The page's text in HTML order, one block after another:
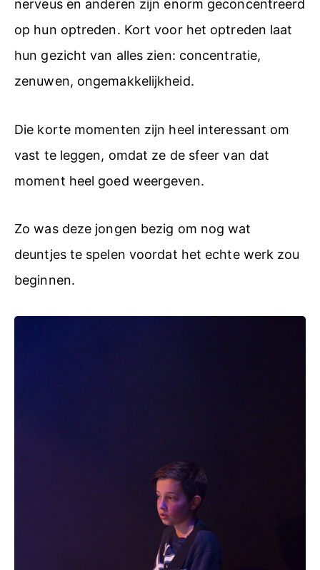
nerveus en anderen zijn enorm geconcentreerd
op hun optreden. Kort voor het optreden laat
hun gezicht van alles zien: concentratie,
zenuwen, ongemakkelijkheid.
Die korte momenten zijn heel interessant om
vast te leggen, omdat ze de sfeer van dat
moment heel goed weergeven.
Zo was deze jongen bezig om nog wat
deuntjes te spelen voordat het echte werk zou
beginnen.